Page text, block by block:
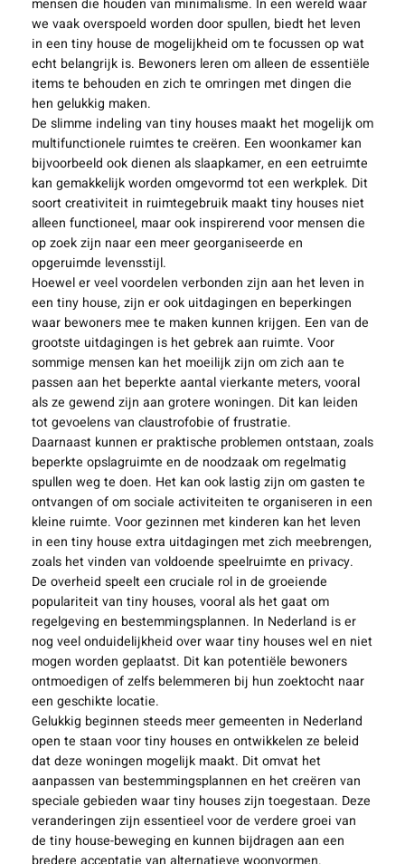
mensen die houden van minimalisme. In een wereld waar
we vaak overspoeld worden door spullen, biedt het leven
in een tiny house de mogelijkheid om te focussen op wat
echt belangrijk is. Bewoners leren om alleen de essentiële
items te behouden en zich te omringen met dingen die
hen gelukkig maken.
De slimme indeling van tiny houses maakt het mogelijk om
multifunctionele ruimtes te creëren. Een woonkamer kan
bijvoorbeeld ook dienen als slaapkamer, en een eetruimte
kan gemakkelijk worden omgevormd tot een werkplek. Dit
soort creativiteit in ruimtegebruik maakt tiny houses niet
alleen functioneel, maar ook inspirerend voor mensen die
op zoek zijn naar een meer georganiseerde en
opgeruimde levensstijl.
Hoewel er veel voordelen verbonden zijn aan het leven in
een tiny house, zijn er ook uitdagingen en beperkingen
waar bewoners mee te maken kunnen krijgen. Een van de
grootste uitdagingen is het gebrek aan ruimte. Voor
sommige mensen kan het moeilijk zijn om zich aan te
passen aan het beperkte aantal vierkante meters, vooral
als ze gewend zijn aan grotere woningen. Dit kan leiden
tot gevoelens van claustrofobie of frustratie.
Daarnaast kunnen er praktische problemen ontstaan, zoals
beperkte opslagruimte en de noodzaak om regelmatig
spullen weg te doen. Het kan ook lastig zijn om gasten te
ontvangen of om sociale activiteiten te organiseren in een
kleine ruimte. Voor gezinnen met kinderen kan het leven
in een tiny house extra uitdagingen met zich meebrengen,
zoals het vinden van voldoende speelruimte en privacy.
De overheid speelt een cruciale rol in de groeiende
populariteit van tiny houses, vooral als het gaat om
regelgeving en bestemmingsplannen. In Nederland is er
nog veel onduidelijkheid over waar tiny houses wel en niet
mogen worden geplaatst. Dit kan potentiële bewoners
ontmoedigen of zelfs belemmeren bij hun zoektocht naar
een geschikte locatie.
Gelukkig beginnen steeds meer gemeenten in Nederland
open te staan voor tiny houses en ontwikkelen ze beleid
dat deze woningen mogelijk maakt. Dit omvat het
aanpassen van bestemmingsplannen en het creëren van
speciale gebieden waar tiny houses zijn toegestaan. Deze
veranderingen zijn essentieel voor de verdere groei van
de tiny house-beweging en kunnen bijdragen aan een